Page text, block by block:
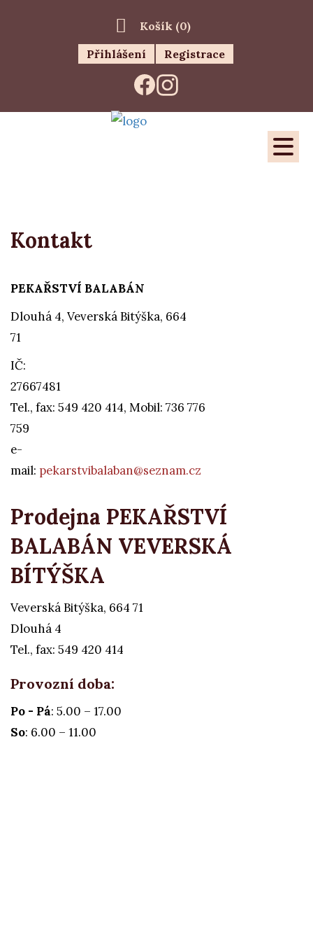
Košík (0)
Přihlášení
Registrace
Kontakt
PEKAŘSTVÍ BALABÁN
Dlouhá 4, Veverská Bitýška, 664
71
IČ:
27667481
Tel., fax: 549 420 414, Mobil: 736 776
759
e-
mail: pekarstvibalaban@seznam.cz
Prodejna PEKAŘSTVÍ
BALABÁN VEVERSKÁ
BÍTÝŠKA
Veverská Bitýška, 664 71
Dlouhá 4
Tel., fax: 549 420 414
Provozní doba:
Po - Pá: 5.00 – 17.00
So: 6.00 – 11.00